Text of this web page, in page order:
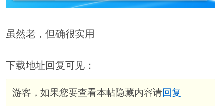
虽然老，但确很实用
下载地址回复可见：
游客，如果您要查看本帖隐藏内容请回复